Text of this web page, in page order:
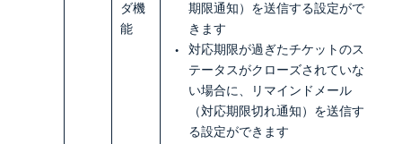
ダ機
能
期限通知）を送信する設定がで
きます
対応期限が過ぎたチケットのス
テータスがクローズされていな
い場合に、リマインドメール
（対応期限切れ通知）を送信す
る設定ができます